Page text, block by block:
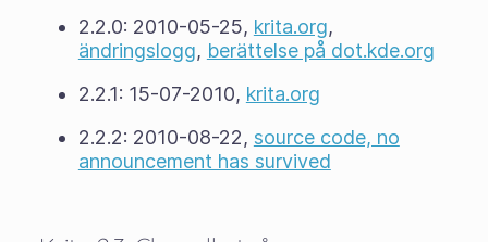
2.2.0: 2010-05-25, krita.org,
ändringslogg, berättelse på dot.kde.org
2.2.1: 15-07-2010, krita.org
2.2.2: 2010-08-22, source code, no
announcement has survived